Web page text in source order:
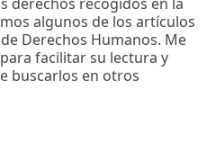
algunos de los artículos
Derechos Humanos. Me
facilitar su lectura y
buscarlos en otros